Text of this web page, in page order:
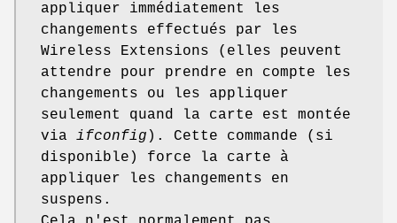
appliquer immédiatement les
changements effectués par les
Wireless Extensions (elles peuvent
attendre pour prendre en compte les
changements ou les appliquer
seulement quand la carte est montée
via ifconfig ). Cette commande (si
disponible) force la carte à
appliquer les changements en
suspens.